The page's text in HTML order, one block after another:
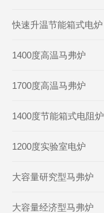
快速升温节能箱式电炉
1400度高温马弗炉
1700度高温马弗炉
1400度节能箱式电阻炉
1200度实验室电炉
大容量研究型马弗炉
大容量经济型马弗炉